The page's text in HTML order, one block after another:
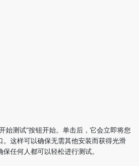
始测试”按钮开始。单击后，它会立即将您
。这样可以确保无需其他安装而获得光滑
任何人都可以轻松进行测试。